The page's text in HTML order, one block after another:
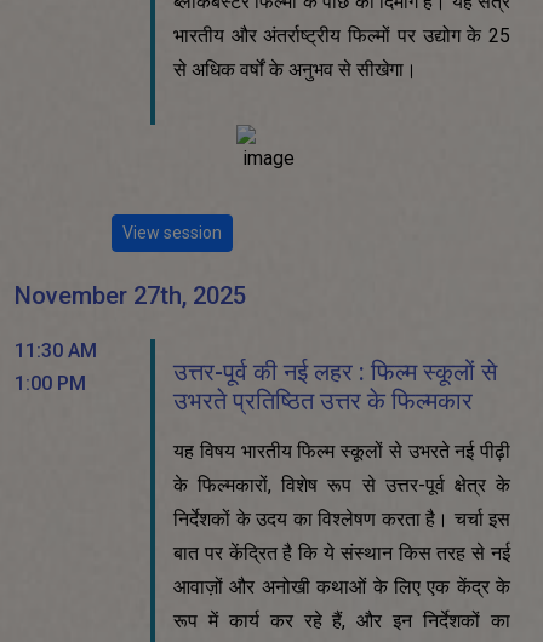
भारतीय और अंतर्राष्ट्रीय फिल्मों पर उद्योग के 25
से अधिक वर्षों के अनुभव से सीखेगा।
View session
November 27th, 2025
11:30 AM
1:00 PM
उत्तर-पूर्व की नई लहर : फिल्म स्कूलों से
उभरते प्रतिष्ठित उत्तर के फिल्मकार
यह विषय भारतीय फिल्म स्कूलों से उभरते नई पीढ़ी
के फिल्मकारों, विशेष रूप से उत्तर-पूर्व क्षेत्र के
निर्देशकों के उदय का विश्लेषण करता है। चर्चा इस
बात पर केंद्रित है कि ये संस्थान किस तरह से नई
आवाज़ों और अनोखी कथाओं के लिए एक केंद्र के
रूप में कार्य कर रहे हैं, और इन निर्देशकों का